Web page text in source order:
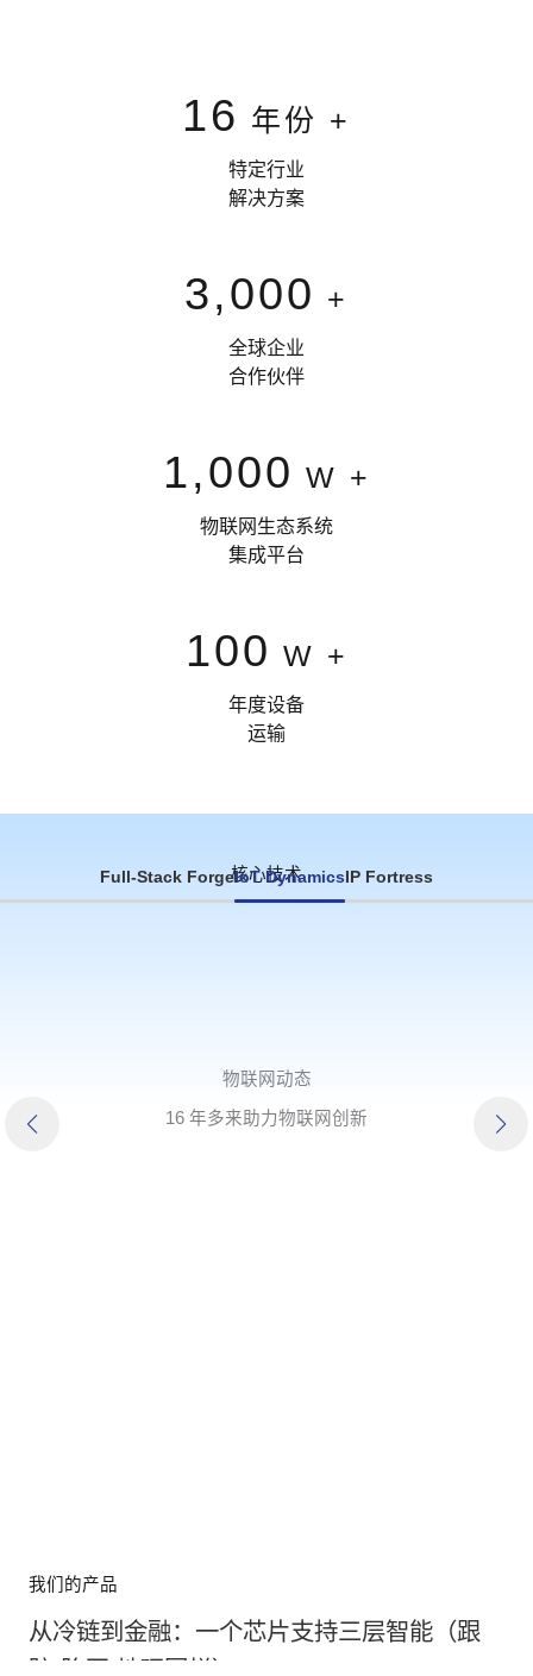
16 年份 +
特定行业
解决方案
3,000 +
全球企业
合作伙伴
1,000 W +
物联网生态系统
集成平台
100 W +
年度设备
运输
核心技术
IP 堡垒
获得 40 多项软件版权和专利
全栈锻造
从代码到电路的全栈专业知识
物联网动态
16 年多来助力物联网创新
IP 堡垒
获得 40 多项软件版权和专利
全栈锻造
从代码到电路的全栈专业知识
Full-Stack ForgeIoT DynamicsIP Fortress
我们的产品
从冷链到金融：一个芯片支持三层智能（跟